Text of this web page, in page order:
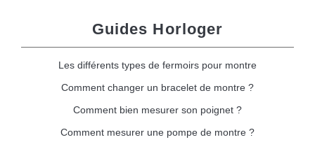
Guides Horloger
Les différents types de fermoirs pour montre
Comment changer un bracelet de montre ?
Comment bien mesurer son poignet ?
Comment mesurer une pompe de montre ?